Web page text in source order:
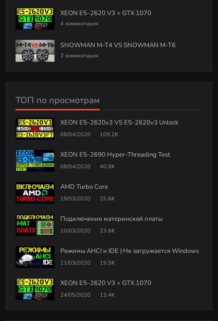
XEON E5-2620 V3 + GTX 1070
4 комментария
SNOWMAN M-T4 VS SNOWMAN M-T6
2 комментария
ТОП по просмотрам
XEON E5-2620v3 VS E5-2620v3 Unlock
08/04/2020 109.2K
XEON E5-2690 Hyper-Threading Test
08/04/2020 40.8K
AMD Turbo Core
19/03/2020 25.6K
Подключение материнской платы
10/03/2020 23.6K
Режимы AHCI и IDE | Не загружается Windows
11/03/2020 15.5K
XEON E5-2620 V3 + GTX 1070
24/05/2020 13.4K